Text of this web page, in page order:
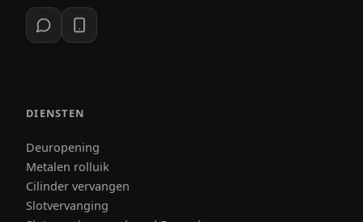
DIENSTEN
Deuropening
Metalen rolluik
Cilinder vervangen
Slotvervanging